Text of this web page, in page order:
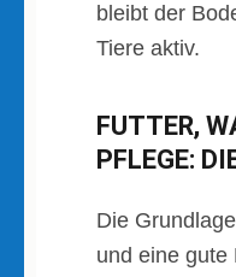
bleibt der
Tiere aktiv.
FUTTER,
PFLEGE:
Die
und eine gute